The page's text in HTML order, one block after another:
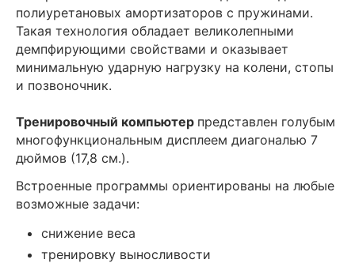
полиуретановых амортизаторов с пружинами.
Такая технология обладает великолепными
демпфирующими свойствами и оказывает
минимальную ударную нагрузку на колени, стопы
и позвоночник.
Тренировочный компьютер представлен голубым
многофункциональным дисплеем диагональю 7
дюймов (17,8 см.).
Встроенные программы ориентированы на любые
возможные задачи:
снижение веса
тренировку выносливости